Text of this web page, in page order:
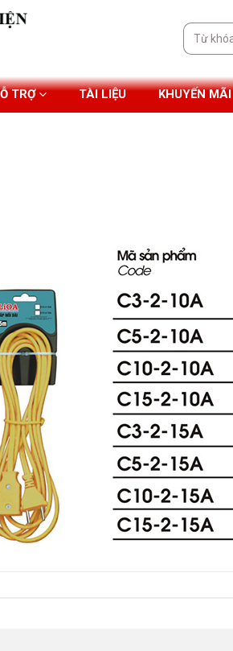
Tìm
kiếm:
TRỢ TÀI LIỆU KHUYẾN MÃI